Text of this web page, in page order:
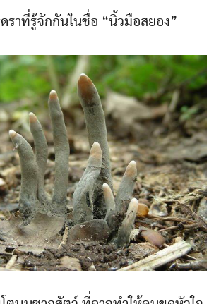
ราที่รู้จักกันในชื่อ “นิ้วมือสยอง”